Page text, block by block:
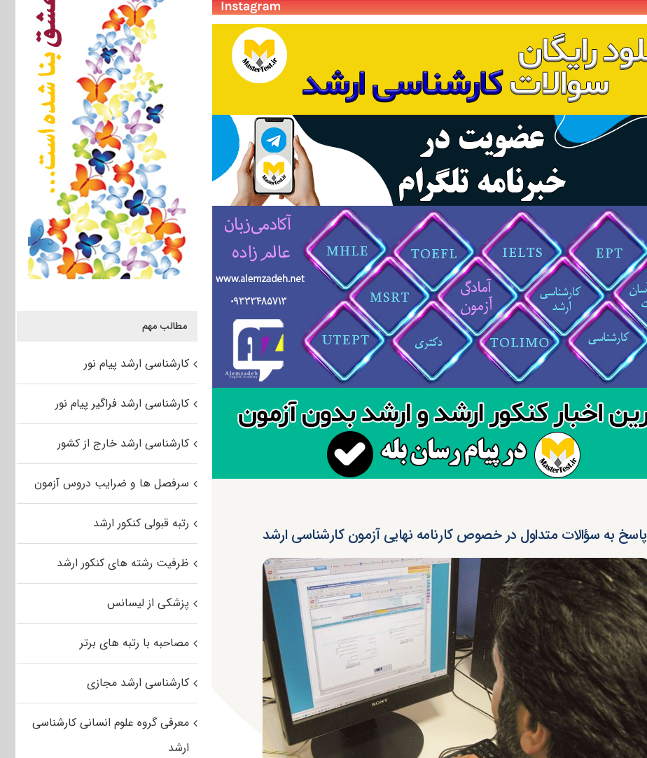
پاسخ به سؤالات متداول در خصوص کارنامه نهایی آزمون کارشناسی ارشد
مطالب مهم
کارشناسی ارشد پیام نور
کارشناسی ارشد فراگیر پیام نور
کارشناسی ارشد خارج از کشور
سرفصل ها و ضرایب دروس آزمون
رتبه قبولی کنکور ارشد
ظرفیت رشته های کنکور ارشد
پزشکی از لیسانس
مصاحبه با رتبه های برتر
کارشناسی ارشد مجازی
معرفی گروه علوم انسانی کارشناسی
ارشد